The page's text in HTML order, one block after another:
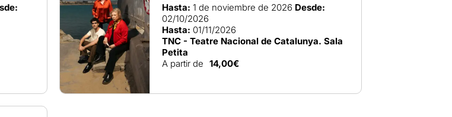
Hasta: 1 de noviembre de 2026 Desde:
02/10/2026
Hasta: 01/11/2026
TNC - Teatre Nacional de Catalunya. Sala
Petita
A partir de 14,00€